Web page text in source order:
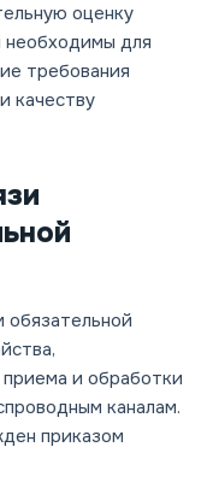
оценку
необходимы для
требования
качеству
и обработки
каналам.
приказом